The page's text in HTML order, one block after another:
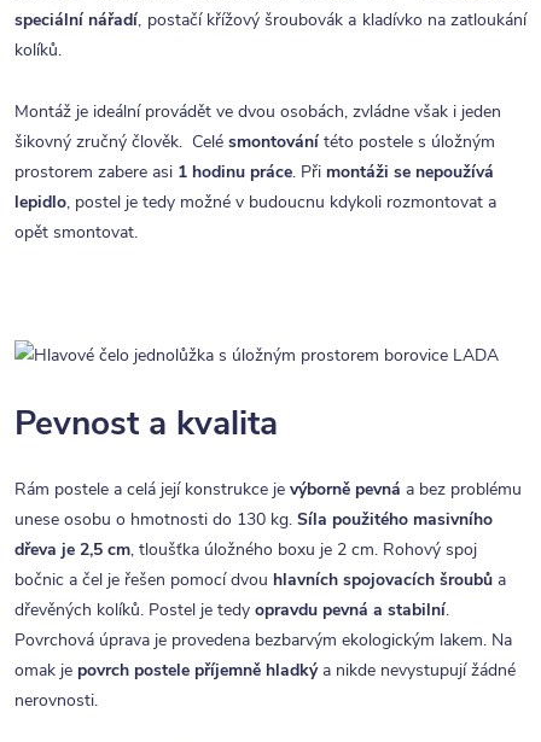
speciální nářadí, postačí křížový šroubovák a kladívko na zatloukání
kolíků.
Montáž je ideální provádět ve dvou osobách, zvládne však i jeden
šikovný zručný člověk. Celé smontování této postele s úložným
prostorem zabere asi 1 hodinu práce. Při montáži se nepoužívá
lepidlo, postel je tedy možné v budoucnu kdykoli rozmontovat a
opět smontovat.
Pevnost a kvalita
Rám postele a celá její konstrukce je výborně pevná a bez problému
unese osobu o hmotnosti do 130 kg. Síla použitého masivního
dřeva je 2,5 cm, tloušťka úložného boxu je 2 cm. Rohový spoj
bočnic a čel je řešen pomocí dvou hlavních spojovacích šroubů a
dřevěných kolíků. Postel je tedy opravdu pevná a stabilní.
Povrchová úprava je provedena bezbarvým ekologickým lakem. Na
omak je povrch postele příjemně hladkýa nikde nevystupují žádné
nerovnosti.